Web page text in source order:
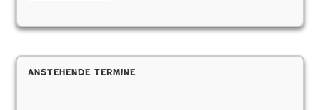
Anstehende Termine